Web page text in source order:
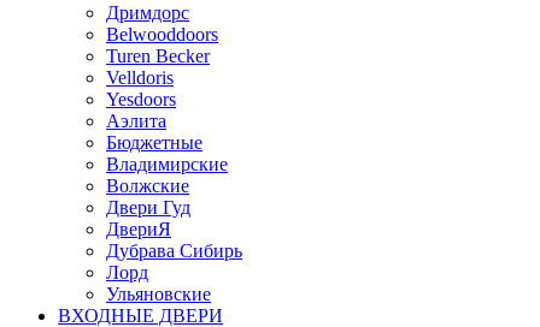
Дримдорс
Belwooddoors
Turen Becker
Velldoris
Yesdoors
Аэлита
Бюджетные
Владимирские
Волжские
Двери Гуд
ДвериЯ
Дубрава Сибирь
Лорд
Ульяновские
ВХОДНЫЕ ДВЕРИ